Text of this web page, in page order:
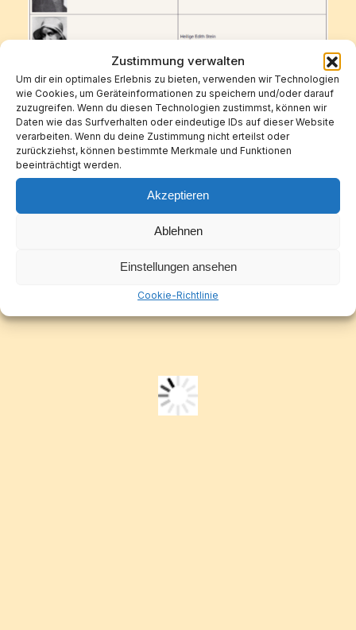
Zustimmung verwalten
Um dir ein optimales Erlebnis zu bieten, verwenden wir Technologien
wie Cookies, um Geräteinformationen zu speichern und/oder darauf
zuzugreifen. Wenn du diesen Technologien zustimmst, können wir
Daten wie das Surfverhalten oder eindeutige IDs auf dieser Website
verarbeiten. Wenn du deine Zustimmung nicht erteilst oder
zurückziehst, können bestimmte Merkmale und Funktionen
beeinträchtigt werden.
Akzeptieren
Ablehnen
Einstellungen ansehen
Cookie-Richtlinie